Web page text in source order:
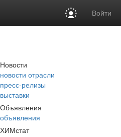
Войти
Новости
новости отрасли
пресс-релизы
выставки
Объявления
объявления
ХИМстат